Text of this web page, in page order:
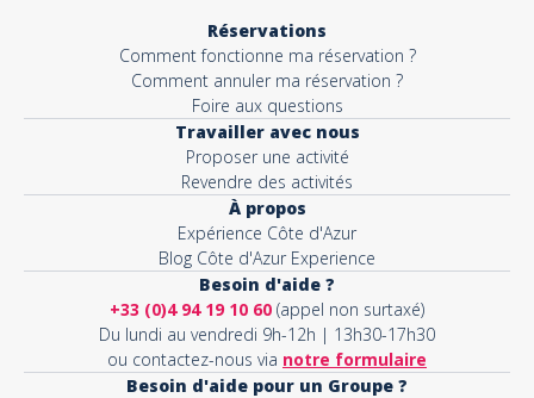
Réservations
Comment fonctionne ma réservation ?
Comment annuler ma réservation ?
Foire aux questions
Travailler avec nous
Proposer une activité
Revendre des activités
À propos
Expérience Côte d'Azur
Blog Côte d'Azur Experience
Besoin d'aide ?
+33 (0)4 94 19 10 60 (appel non surtaxé)
Du lundi au vendredi 9h-12h | 13h30-17h30
ou contactez-nous via notre formulaire
Besoin d'aide pour un Groupe ?